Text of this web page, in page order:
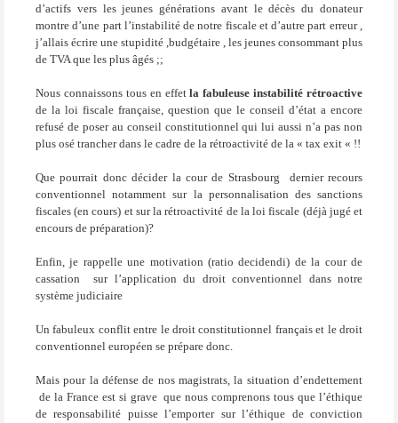
d’actifs vers les jeunes générations avant le décès du donateur
montre d’une part l’instabilité de notre fiscale et d’autre part erreur ,
j’allais écrire une stupidité ,budgétaire , les jeunes consommant plus
de TVA que les plus âgés ;;
Nous connaissons tous en effetla fabuleuse instabilité rétroactive
de la loi fiscale française, question que le conseil d’état a encore
refusé de poser au conseil constitutionnel qui lui aussi n’a pas non
plus osé trancher dans le cadre de la rétroactivité de la « tax exit « !!
Que pourrait donc décider la cour de Strasbourg
dernier recours
conventionnel notamment sur la personnalisation des sanctions
fiscales (en cours) et sur la rétroactivité de la loi fiscale (déjà jugé et
encours de préparation)?
Enfin, je rappelle une motivation (ratio decidendi) de la cour de
cassation
sur l’application du droit conventionnel dans notre
système judiciaire
Un fabuleux conflit entre le droit constitutionnel français et le droit
conventionnel européen se prépare donc.
Mais pour la défense de nos magistrats, la situation d’endettement
de la France est si grave que nous comprenons tous que l’éthique
de responsabilité puisse l’emporter sur l’éthique de conviction